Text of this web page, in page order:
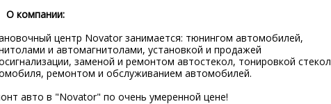
О компании:
центр Novator занимается: тюнингом автомобилей,
и автомагнитолами, установкой и продажей
заменой и ремонтом автостекол, тонировкой стекол
ремонтом и обслуживанием автомобилей.
авто в "Novator" по очень умеренной цене!